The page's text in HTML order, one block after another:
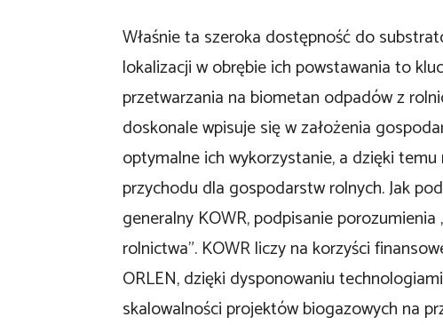
Właśnie ta szeroka dostępność do
lokalizacji w obrębie ich powstawania to
przetwarzania na biometan odpadów z
doskonale wpisuje się w założenia
optymalne ich wykorzystanie, a dzięki
przychodu dla gospodarstw rolnych. Jak
generalny KOWR, podpisanie
rolnictwa”. KOWR liczy na korzyści
ORLEN, dzięki dysponowaniu
skalowalności projektów biogazowych na